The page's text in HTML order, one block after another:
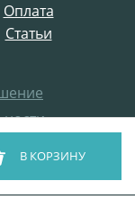
В КОРЗИНУ
Оплата
Статьи